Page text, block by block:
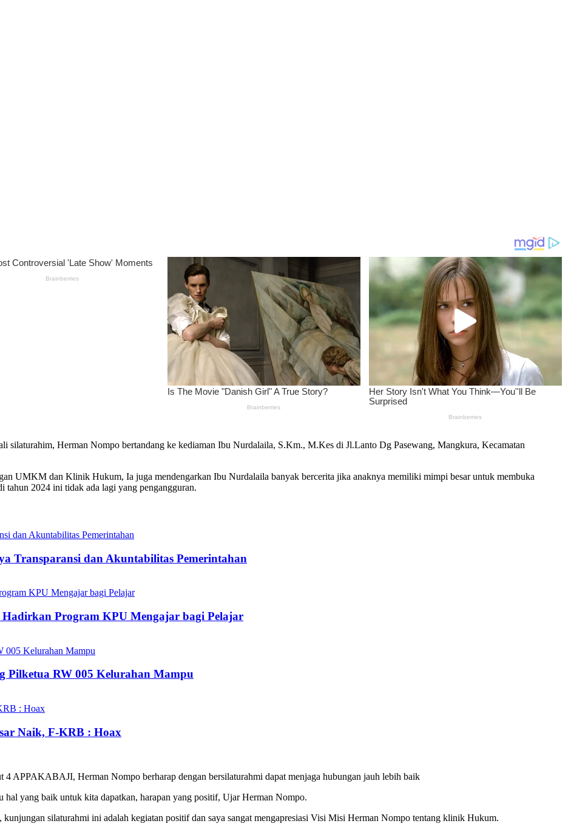
silaturahim, Herman Nompo bertandang ke kediaman Ibu Nurdalaila, S.Km., M.Kes di Jl.Lanto Dg Pasewang, Mangkura, Kecamatan
UMKM dan Klinik Hukum, Ia juga mendengarkan Ibu Nurdalaila banyak bercerita jika anaknya memiliki mimpi besar untuk membuka
tahun 2024 ini tidak ada lagi yang pengangguran.
Transparansi dan Akuntabilitas Pemerintahan
Program KPU Mengajar bagi Pelajar
Pilketua RW 005 Kelurahan Mampu
Naik, F-KRB : Hoax
APPAKABAJI, Herman Nompo berharap dengan bersilaturahmi dapat menjaga hubungan jauh lebih baik
yang baik untuk kita dapatkan, harapan yang positif, Ujar Herman Nompo.
silaturahmi ini adalah kegiatan positif dan saya sangat mengapresiasi Visi Misi Herman Nompo tentang klinik Hukum.